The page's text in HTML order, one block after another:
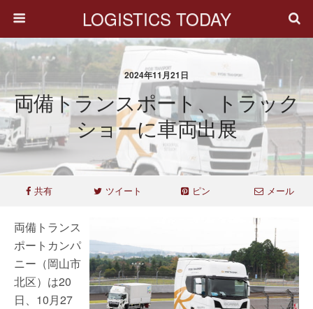
LOGISTICS TODAY
2024年11月21日
両備トランスポート、トラック
ショーに車両出展
共有 ツイート ピン メール
両備トランス
ポートカンパ
ニー（岡山市
北区）は20
日、10月27